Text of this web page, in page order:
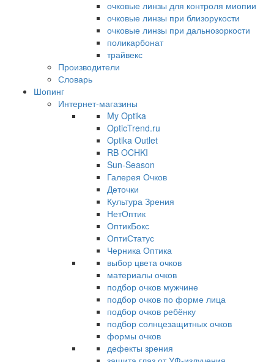
очковые линзы для контроля миопии
очковые линзы при близорукости
очковые линзы при дальнозоркости
поликарбонат
трайвекс
Производители
Словарь
Шопинг
Интернет-магазины
My Optika
OpticTrend.ru
Optika Outlet
RB OCHKI
Sun-Season
Галерея Очков
Деточки
Культура Зрения
НетОптик
ОптикБокс
ОптиСтатус
Черника Оптика
выбор цвета очков
материалы очков
подбор очков мужчине
подбор очков по форме лица
подбор очков ребёнку
подбор солнцезащитных очков
формы очков
дефекты зрения